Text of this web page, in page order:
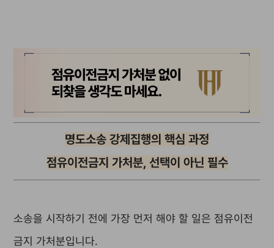
명도소송 강제집행의 핵심 과정
점유이전금지 가처분, 선택이 아닌 필수
소송을 시작하기 전에 가장 먼저 해야 할 일은 점유이전
금지 가처분입니다.